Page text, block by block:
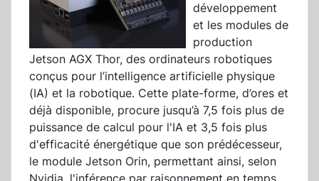
développement
et les modules de
production
Jetson AGX Thor, des ordinateurs robotiques
conçus pour l’intelligence artificielle physique
(IA) et la robotique. Cette plate-forme, d’ores et
déjà disponible, procure jusqu’à 7,5 fois plus de
puissance de calcul pour l'IA et 3,5 fois plus
d'efficacité énergétique que son prédécesseur,
le module Jetson Orin, permettant ainsi, selon